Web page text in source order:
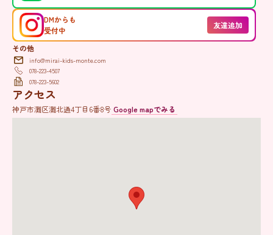
DMからも
受付中
友達追加
その他
info@mirai-kids-monte.com
078-223-4507
078-223-5602
アクセス
神戸市灘区灘北通4丁目6番8号 Google mapでみる